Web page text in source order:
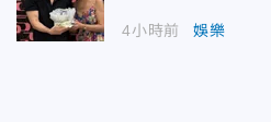
4小時前 娛樂